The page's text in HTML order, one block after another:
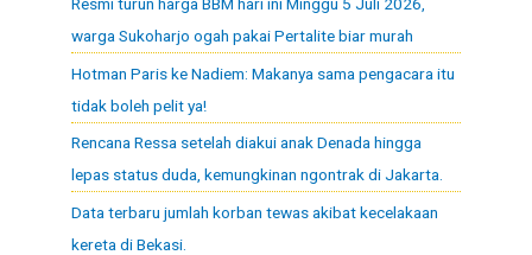
Resmi turun harga BBM hari ini Minggu 5 Juli 2026,
warga Sukoharjo ogah pakai Pertalite biar murah
Hotman Paris ke Nadiem: Makanya sama pengacara itu
tidak boleh pelit ya!
Rencana Ressa setelah diakui anak Denada hingga
lepas status duda, kemungkinan ngontrak di Jakarta.
Data terbaru jumlah korban tewas akibat kecelakaan
kereta di Bekasi.